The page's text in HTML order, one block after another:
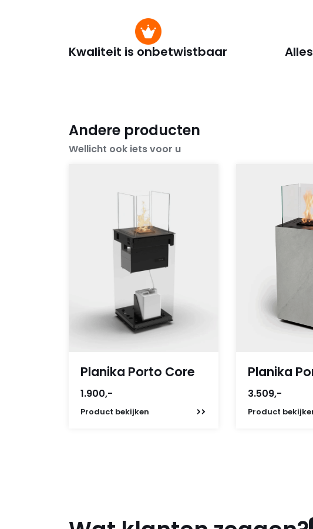
Kwaliteit is onbetwistbaar
Andere producten
Wellicht ook iets voor u
Planika Porto Core
1.900,-
Product bekijken
Planika
3.509,-
Product